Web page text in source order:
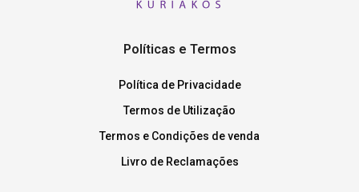
Políticas e Termos
Política de Privacidade
Termos de Utilização
Termos e Condições de venda
Livro de Reclamações